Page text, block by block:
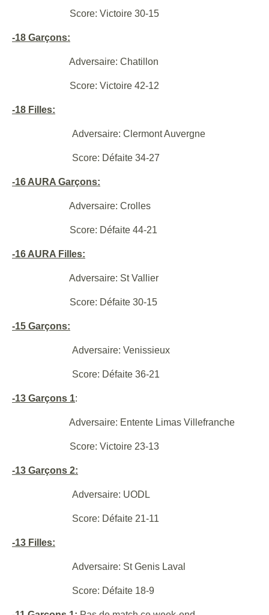
Score: Victoire 30-15
-18 Garçons:
Adversaire: Chatillon
Score: Victoire 42-12
-18 Filles:
Adversaire: Clermont Auvergne
Score: Défaite 34-27
-16 AURA Garçons:
Adversaire: Crolles
Score: Défaite 44-21
-16 AURA Filles:
Adversaire: St Vallier
Score: Défaite 30-15
-15 Garçons:
Adversaire: Venissieux
Score: Défaite 36-21
-13 Garçons 1:
Adversaire: Entente Limas Villefranche
Score: Victoire 23-13
-13 Garçons 2:
Adversaire: UODL
Score: Défaite 21-11
-13 Filles:
Adversaire: St Genis Laval
Score: Défaite 18-9